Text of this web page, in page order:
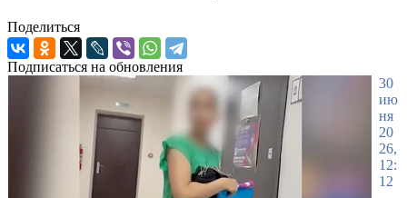
Поделиться
Подписаться на обновления
30
ию
ня
20
26,
12:
12